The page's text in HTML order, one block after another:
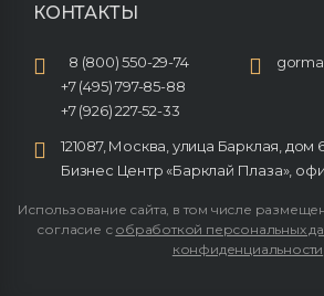
КОНТАКТЫ
8 (800) 550-29-74
+7 (495) 797-85-88
+7 (926) 227-52-33
121087, Москва, улица Барклая, дом
Бизнес Центр «Барклай Плаза»,
Использование сайта, в том числе
согласие с обработкой персональных
конфиденциальности